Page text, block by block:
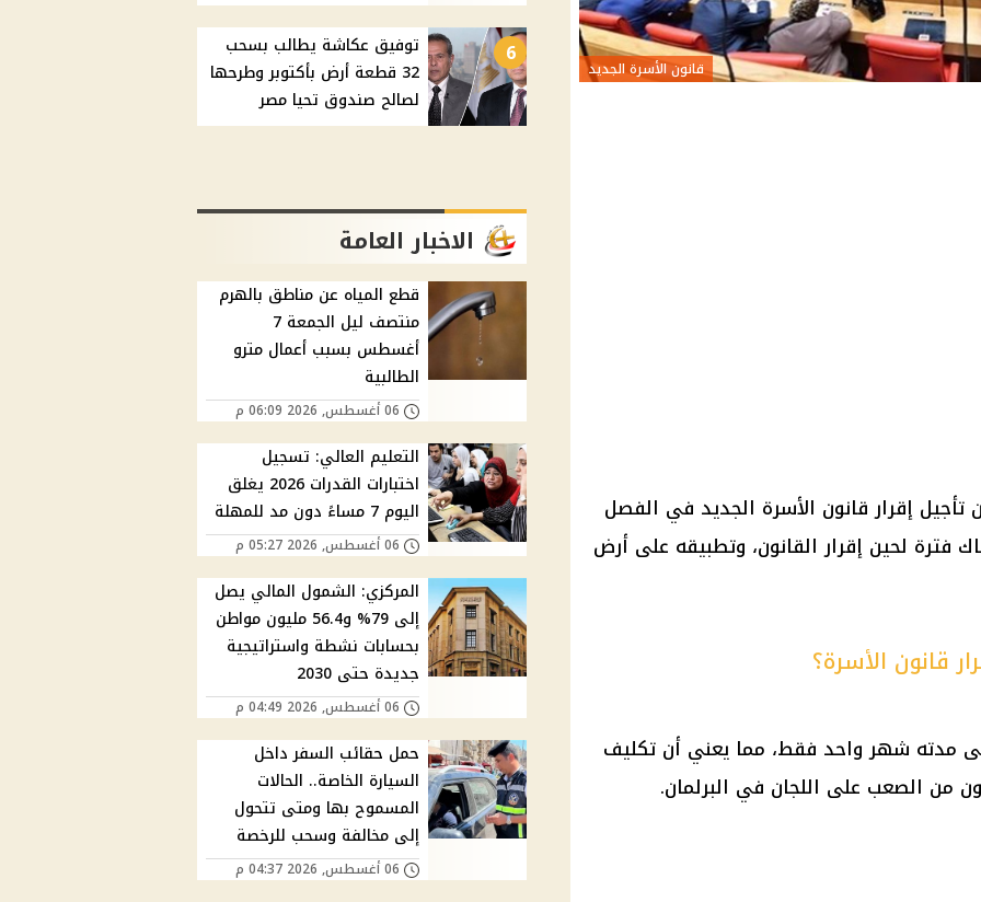
قانون الأسرة الجديد
إقرار قانون الأسرة الجديد في الفصل
فترة لحين إقرار القانون، وتطبيقه على أرض
قانون الأسرة؟
مدته شهر واحد فقط، مما يعني أن تكليف
من الصعب على اللجان في البرلمان.
6
توفيق عكاشة يطالب بسحب
32 قطعة أرض بأكتوبر وطرحها
لصالح صندوق تحيا مصر
الاخبار العامة
قطع المياه عن مناطق بالهرم
منتصف ليل الجمعة 7
أغسطس بسبب أعمال مترو
الطالبية
06 أغسطس, 2026 06:09 م
التعليم العالي: تسجيل
اختبارات القدرات 2026 يغلق
اليوم 7 مساءً دون مد للمهلة
06 أغسطس, 2026 05:27 م
المركزي: الشمول المالي يصل
إلى 79% و56.4 مليون مواطن
بحسابات نشطة واستراتيجية
جديدة حتى 2030
06 أغسطس, 2026 04:49 م
حمل حقائب السفر داخل
السيارة الخاصة.. الحالات
المسموح بها ومتى تتحول
إلى مخالفة وسحب للرخصة
06 أغسطس, 2026 04:37 م